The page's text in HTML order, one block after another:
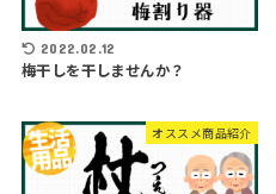
2022.02.12
梅干しを干しませんか？
オススメ商品紹介